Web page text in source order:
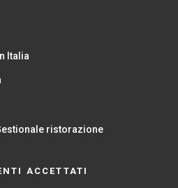
Italia
ristorazione
ACCETTATI